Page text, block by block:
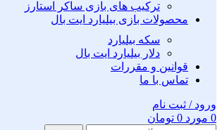
ترکیب های بازی ساکر استارز
محصولات بازی بیلیارد ایت بال
سکه بیلیارد
دلار بیلیارد ایت بال
قوانین و مقررات
تماس با ما
ورود / ثبت نام
0 مورد 0 تومان